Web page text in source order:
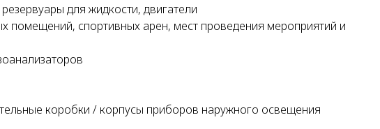
для жидкости, двигатели
спортивных арен, мест проведения мероприятий и
коробки / корпусы приборов наружного освещения